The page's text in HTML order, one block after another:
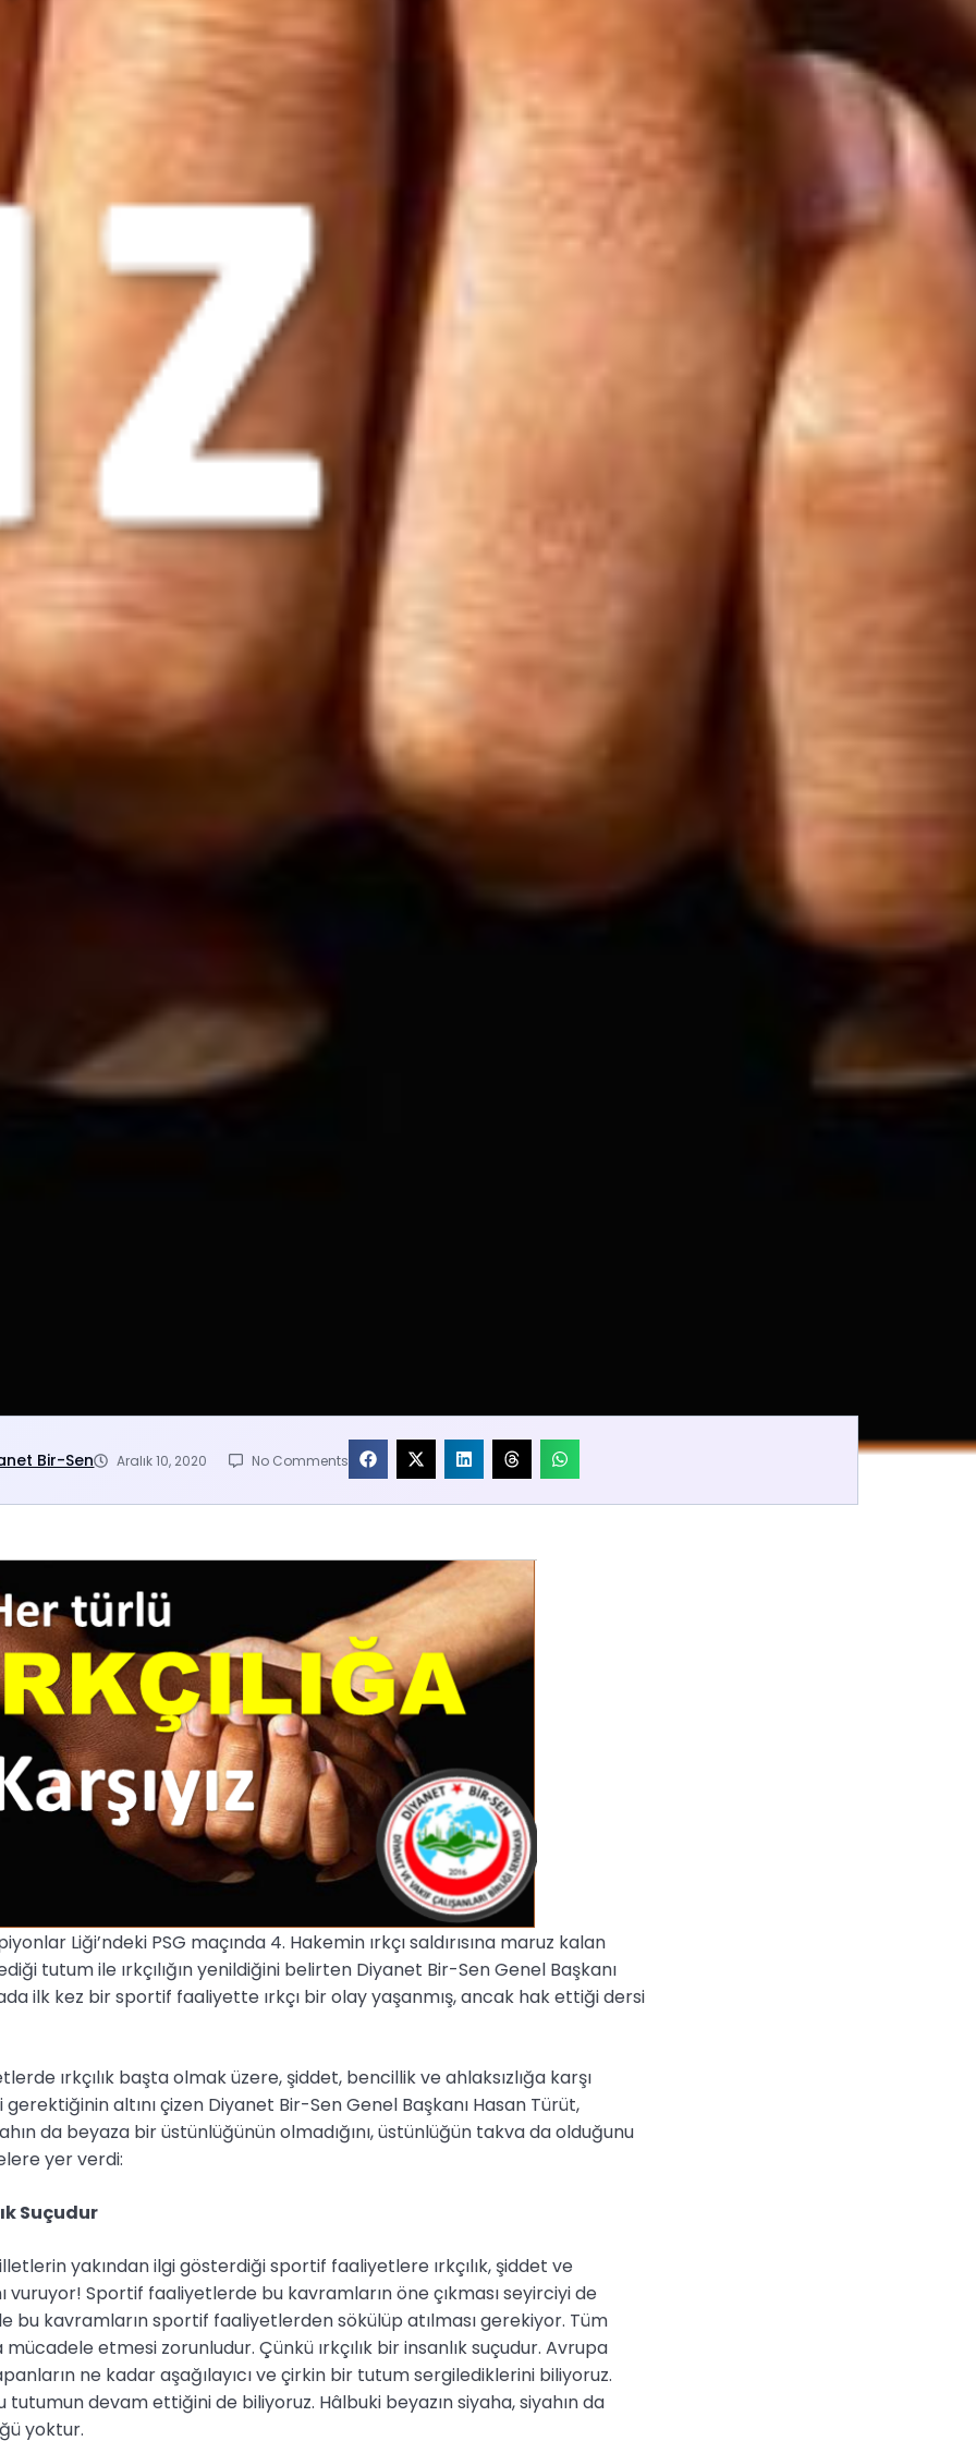
Bir-Sen Aralık 10, 2020 No Comments
Liği’ndeki PSG maçında 4. Hakemin ırkçı saldırısına maruz kalan
tutum ile ırkçılığın yenildiğini belirten Diyanet Bir-Sen Genel Başkanı
ilk kez bir sportif faaliyette ırkçı bir olay yaşanmış, ancak hak ettiği dersi
ırkçılık başta olmak üzere, şiddet, bencillik ve ahlaksızlığa karşı
altını çizen Diyanet Bir-Sen Genel Başkanı Hasan Türüt,
da beyaza bir üstünlüğünün olmadığını, üstünlüğün takva da olduğunu
yer verdi:
Suçudur
yakından ilgi gösterdiği sportif faaliyetlere ırkçılık, şiddet ve
vuruyor! Sportif faaliyetlerde bu kavramların öne çıkması seyirciyi de
bu kavramların sportif faaliyetlerden sökülüp atılması gerekiyor. Tüm
etmesi zorunludur. Çünkü ırkçılık bir insanlık suçudur. Avrupa
ne kadar aşağılayıcı ve çirkin bir tutum sergilediklerini biliyoruz.
tutumun devam ettiğini de biliyoruz. Hâlbuki beyazın siyaha, siyahın da
yoktur.